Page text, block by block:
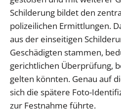
Schilderung bildet den
polizeilichen Ermittlungen.
aus der einseitigen
Geschädigten stammen,
gerichtlichen Überprüfung,
gelten könnten. Genau auf
sich die spätere Foto-
zur Festnahme führte.